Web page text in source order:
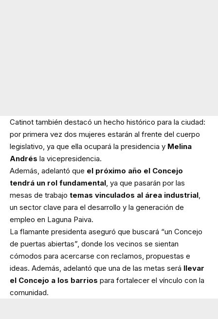
Catinot también destacó un hecho histórico para la ciudad:
por primera vez dos mujeres estarán al frente del cuerpo
legislativo, ya que ella ocupará la presidencia y Melina
Andrés la vicepresidencia.
Además, adelantó que el próximo año el Concejo
tendrá un rol fundamental , ya que pasarán por las
mesas de trabajo temas vinculados al área industrial
un sector clave para el desarrollo y la generación de
empleo en Laguna Paiva.
La flamante presidenta aseguró que buscará “un Concejo
de puertas abiertas”, donde los vecinos se sientan
cómodos para acercarse con reclamos, propuestas e
ideas. Además, adelantó que una de las metas será llevar
el Concejo a los barrios para fortalecer el vínculo con la
comunidad.